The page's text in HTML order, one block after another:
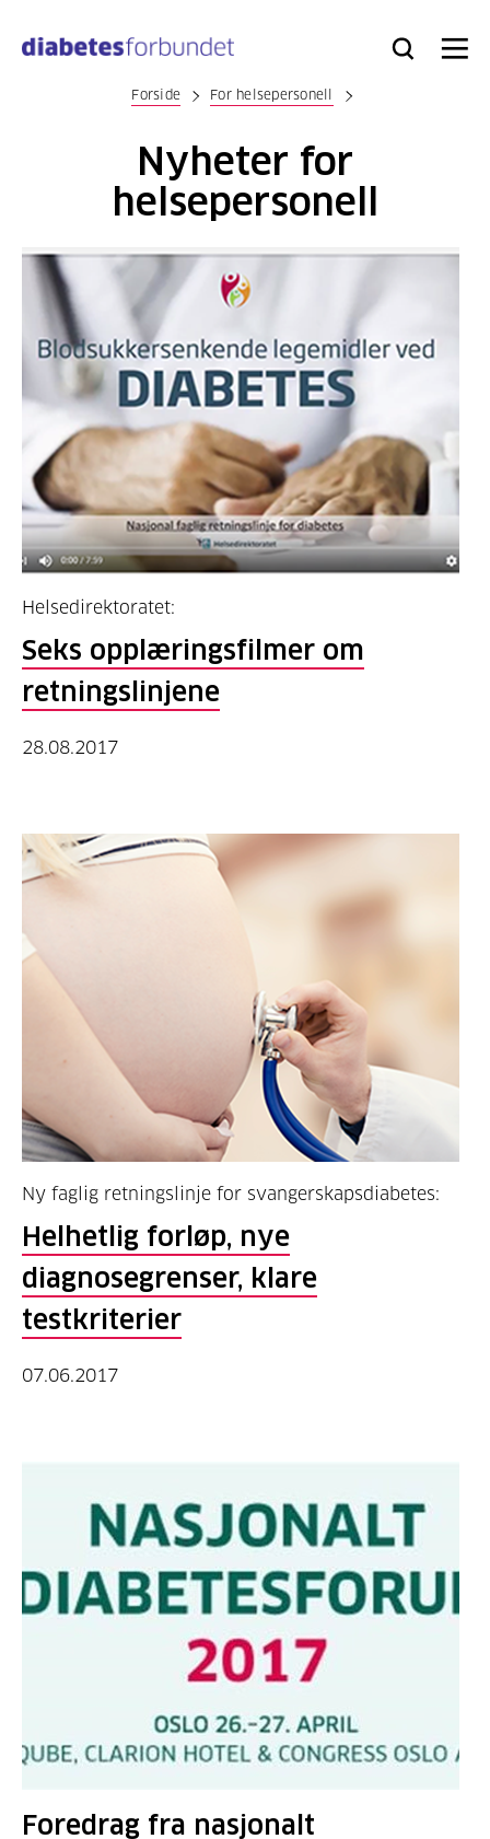
hovedinnhold
Bli
Logg
Søk Meny
Forside For helsepersonell
Nyheter for
helsepersonell
Helsedirektoratet:
Seks opplæringsfilmer om
retningslinjene
28.08.2017
Ny faglig retningslinje for svangerskapsdiabetes:
Helhetlig forløp, nye
diagnosegrenser, klare
testkriterier
07.06.2017
Foredrag fra nasjonalt